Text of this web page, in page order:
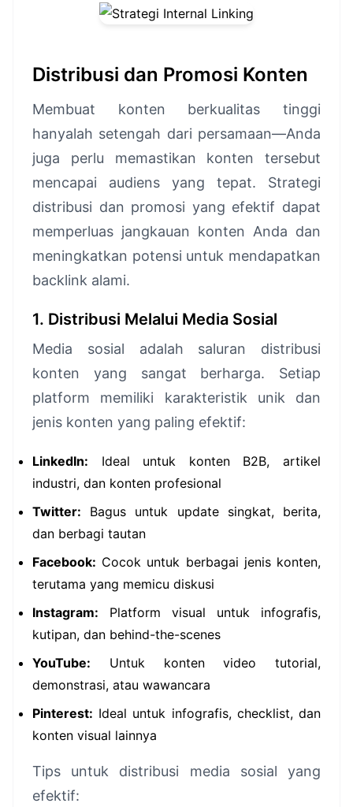
Distribusi dan Promosi Konten
Membuat konten berkualitas tinggi
hanyalah setengah dari persamaan—Anda
juga perlu memastikan konten tersebut
mencapai audiens yang tepat. Strategi
distribusi dan promosi yang efektif dapat
memperluas jangkauan konten Anda dan
meningkatkan potensi untuk mendapatkan
backlink alami.
1. Distribusi Melalui Media Sosial
Media sosial adalah saluran distribusi
konten yang sangat berharga. Setiap
platform memiliki karakteristik unik dan
jenis konten yang paling efektif:
LinkedIn: Ideal untuk konten B2B, artikel
industri, dan konten profesional
Twitter: Bagus untuk update singkat, berita,
dan berbagi tautan
Facebook: Cocok untuk berbagai jenis konten,
terutama yang memicu diskusi
Instagram: Platform visual untuk infografis,
kutipan, dan behind-the-scenes
YouTube: Untuk konten video tutorial,
demonstrasi, atau wawancara
Pinterest: Ideal untuk infografis, checklist, dan
konten visual lainnya
Tips untuk distribusi media sosial yang
efektif: